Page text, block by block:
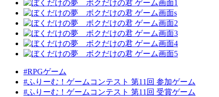
#RPGゲーム
#ふりーむ！ゲームコンテスト 第11回 参加ゲーム
#ふりーむ！ゲームコンテスト 第11回 受賞ゲーム